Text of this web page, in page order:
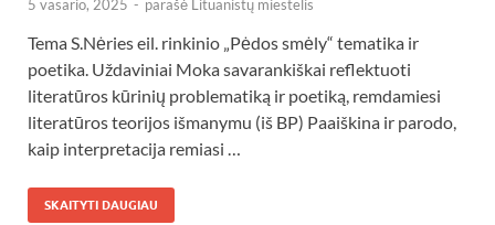
5 vasario, 2025 - parašė Lituanistų miestelis
Tema S.Nėries eil. rinkinio „Pėdos smėly“ tematika ir
poetika. Uždaviniai Moka savarankiškai reflektuoti
literatūros kūrinių problematiką ir poetiką, remdamiesi
literatūros teorijos išmanymu (iš BP) Paaiškina ir parodo,
kaip interpretacija remiasi …
SKAITYTI DAUGIAU